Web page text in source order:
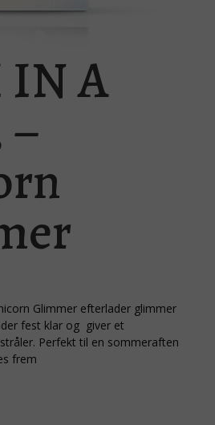
IN A
Glimmer efterlader glimmer
fest klar og giver et
Perfekt til en sommeraften
frem